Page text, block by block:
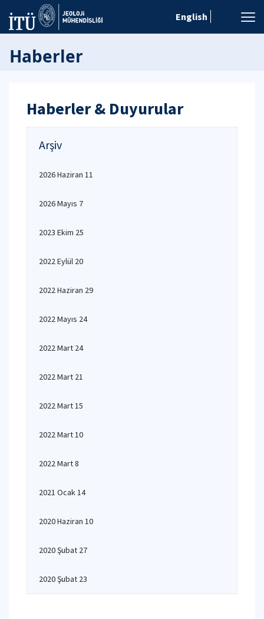
English
Haberler
Haberler & Duyurular
Arşiv
2026 Haziran 11
2026 Mayıs 7
2023 Ekim 25
2022 Eylül 20
2022 Haziran 29
2022 Mayıs 24
2022 Mart 24
2022 Mart 21
2022 Mart 15
2022 Mart 10
2022 Mart 8
2021 Ocak 14
2020 Haziran 10
2020 Şubat 27
2020 Şubat 23